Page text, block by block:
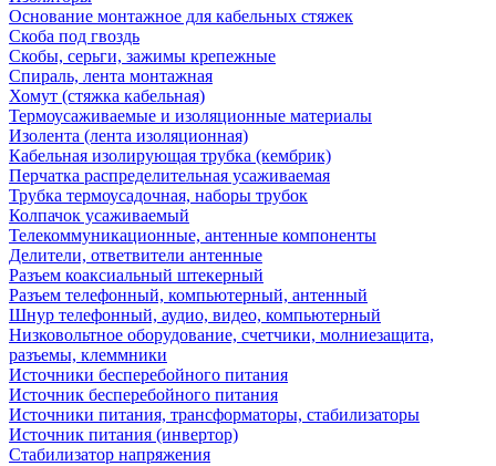
Основание монтажное для кабельных стяжек
Скоба под гвоздь
Скобы, серьги, зажимы крепежные
Спираль, лента монтажная
Хомут (стяжка кабельная)
Термоусаживаемые и изоляционные материалы
Изолента (лента изоляционная)
Кабельная изолирующая трубка (кембрик)
Перчатка распределительная усаживаемая
Трубка термоусадочная, наборы трубок
Колпачок усаживаемый
Телекоммуникационные, антенные компоненты
Делители, ответвители антенные
Разъем коаксиальный штекерный
Разъем телефонный, компьютерный, антенный
Шнур телефонный, аудио, видео, компьютерный
Низковольтное оборудование, счетчики, молниезащита,
разъемы, клеммники
Источники бесперебойного питания
Источник бесперебойного питания
Источники питания, трансформаторы, стабилизаторы
Источник питания (инвертор)
Стабилизатор напряжения